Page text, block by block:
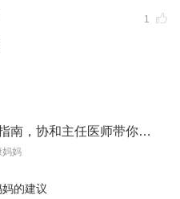
1
35节超强孕期指南，协和主任医师带你做有备而“孕”的健康妈妈
妈妈
的建议